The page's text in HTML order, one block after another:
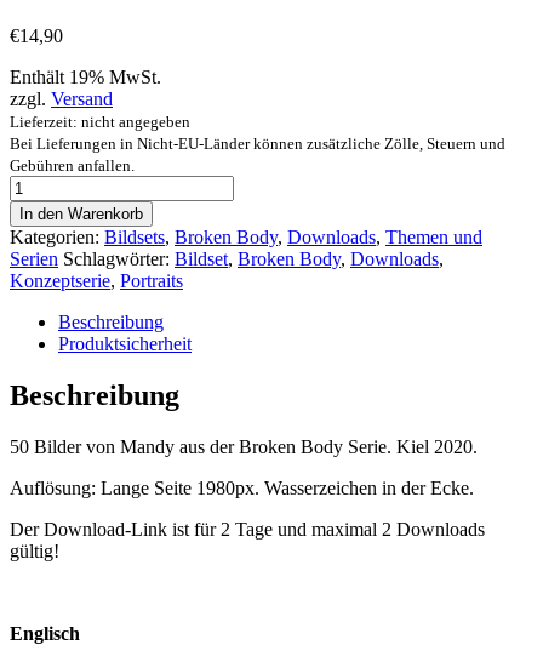
€14,90
Enthält 19% MwSt.
zzgl. Versand
Lieferzeit: nicht angegeben
Bei Lieferungen in Nicht-EU-Länder können zusätzliche Zölle, Steuern und
Gebühren anfallen.
Broken
Body
Serie
-
"Mandy"
(Download)
[Digital]
Menge
In den Warenkorb
Kategorien: Bildsets, Broken Body, Downloads, Themen und
Serien Schlagwörter: Bildset, Broken Body, Downloads,
Konzeptserie, Portraits
Beschreibung
Produktsicherheit
Beschreibung
50 Bilder von Mandy aus der Broken Body Serie. Kiel 2020.
Auflösung: Lange Seite 1980px. Wasserzeichen in der Ecke.
Der Download-Link ist für 2 Tage und maximal 2 Downloads
gültig!
Englisch